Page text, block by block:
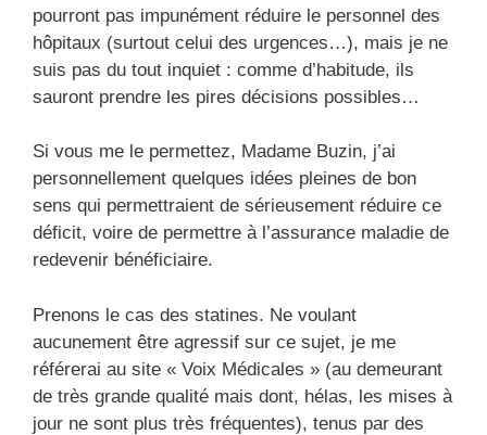
pourront pas impunément réduire le personnel des
hôpitaux (surtout celui des urgences…), mais je ne
suis pas du tout inquiet : comme d’habitude, ils
sauront prendre les pires décisions possibles…
Si vous me le permettez, Madame Buzin, j’ai
personnellement quelques idées pleines de bon
sens qui permettraient de sérieusement réduire ce
déficit, voire de permettre à l’assurance maladie de
redevenir bénéficiaire.
Prenons le cas des statines. Ne voulant
aucunement être agressif sur ce sujet, je me
référerai au site « Voix Médicales » (au demeurant
de très grande qualité mais dont, hélas, les mises à
jour ne sont plus très fréquentes), tenus par des